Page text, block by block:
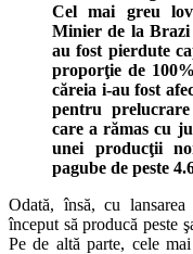
Cel mai greu
Minier de la Brazi
au fost pierdute
proporţie de
căreia i-au fost
pentru
care a rămas cu
unei producţii
pagube de peste
Odată, însă, cu
început să producă peste
Pe de altă parte, cele